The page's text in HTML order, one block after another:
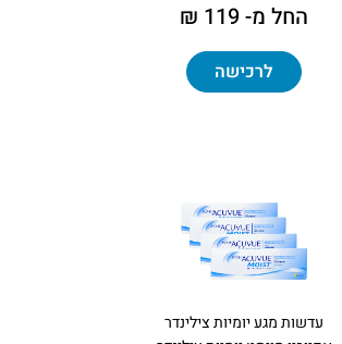
החל מ- 119 ₪
לרכישה
עדשות מגע יומיות צילינדר